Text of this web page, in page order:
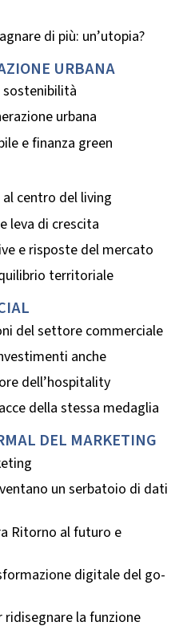
di più: un’utopia?
URBANA
urbana
e finanza green
centro del living
leva di crescita
e risposte del mercato
territoriale
del settore commerciale
anche
dell’hospitality
della stessa medaglia
DEL MARKETING
un serbatoio di dati
Ritorno al futuro e
digitale del go-
ridisegnare la funzione